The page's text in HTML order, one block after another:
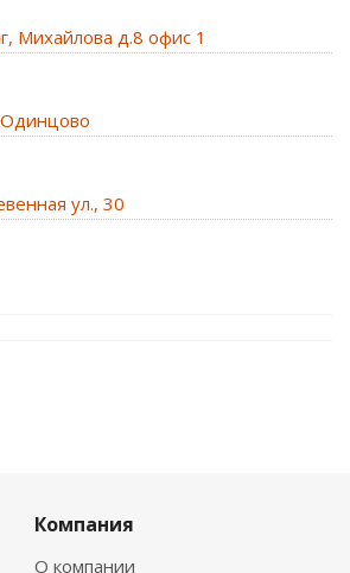
Михайлова д.8 офис 1
ул., 30
Компания
О компании